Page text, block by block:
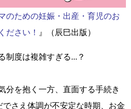
のための妊娠・出産・育児のお
ださい！ 』（辰巳出版）
制度は複雑すぎる...？
分を抱く一方、直面する手続き
さえ体調が不安定な時期、お金